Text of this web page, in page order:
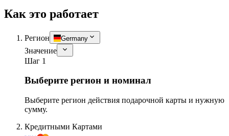
Как это работает
Регион Germany
Значение
Шаг 1
Выберите регион и номинал
Выберите регион действия подарочной карты и нужную
сумму.
Кредитными Картами